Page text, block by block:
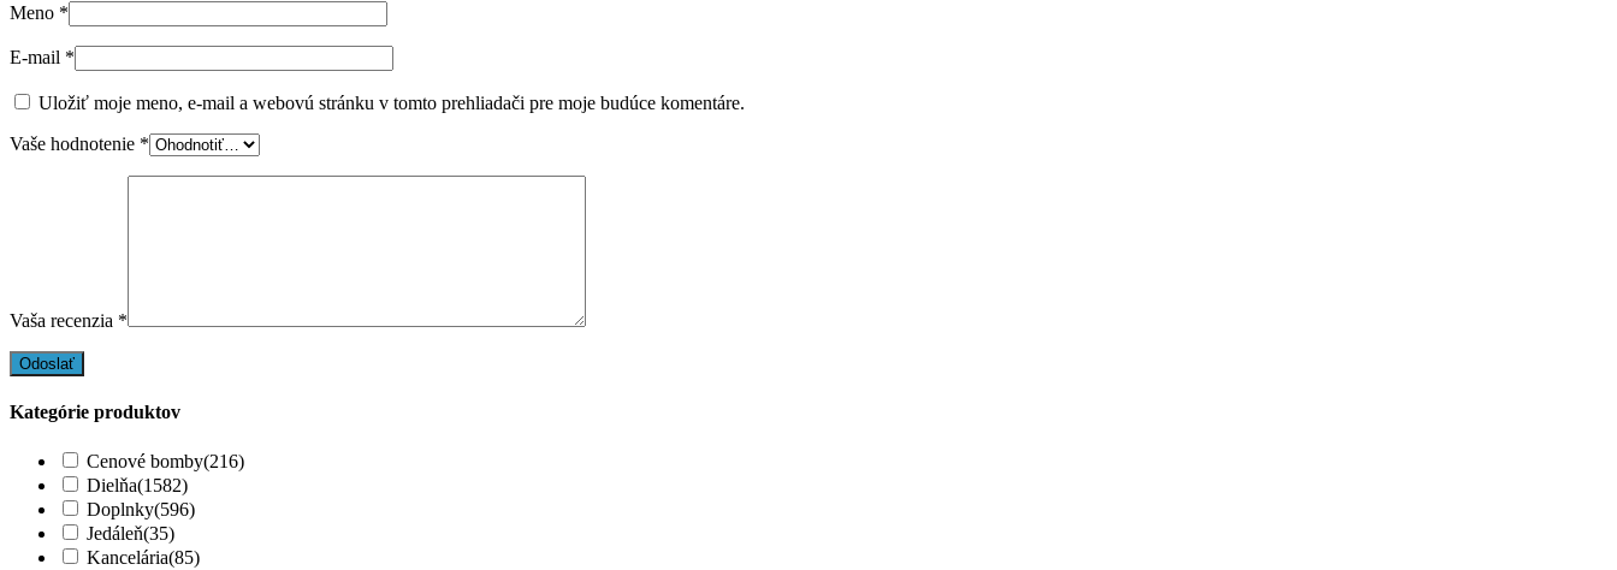
Meno *
E-mail *
Uložiť moje meno, e-mail a webovú stránku v tomto prehliadači pre moje budúce komentáre.
Vaše hodnotenie *
Vaša recenzia *
Kategórie produktov
Cenové bomby(216)
Dielňa(1582)
Doplnky(596)
Jedáleň(35)
Kancelária(85)